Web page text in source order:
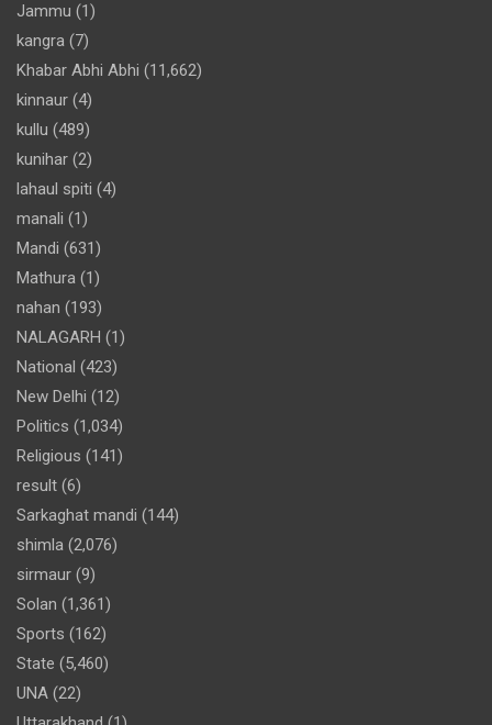
Jammu (1)
kangra (7)
Khabar Abhi Abhi (11,662)
kinnaur (4)
kullu (489)
kunihar (2)
lahaul spiti (4)
manali (1)
Mandi (631)
Mathura (1)
nahan (193)
NALAGARH (1)
National (423)
New Delhi (12)
Politics (1,034)
Religious (141)
result (6)
Sarkaghat mandi (144)
shimla (2,076)
sirmaur (9)
Solan (1,361)
Sports (162)
State (5,460)
UNA (22)